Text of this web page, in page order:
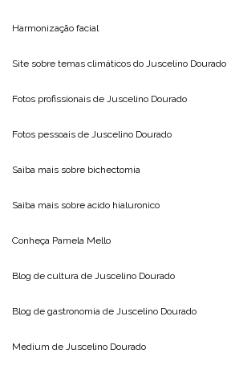
Harmonização facial
Site sobre temas climáticos do Juscelino Dourado
Fotos profissionais de Juscelino Dourado
Fotos pessoais de Juscelino Dourado
Saiba mais sobre bichectomia
Saiba mais sobre acido hialuronico
Conheça Pamela Mello
Blog de cultura de Juscelino Dourado
Blog de gastronomia de Juscelino Dourado
Medium de Juscelino Dourado